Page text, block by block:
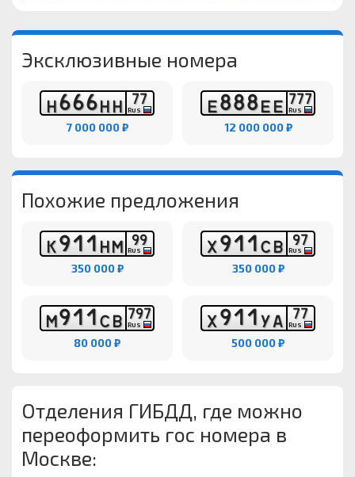
Эксклюзивные номера
Н666НН 77
RUS
7 000 000 ₽
Е888ЕЕ 777
RUS
12 000 000 ₽
Похожие предложения
К911НМ 99
RUS
350 000 ₽
Х911СВ 97
RUS
350 000 ₽
М911СВ 797
RUS
80 000 ₽
Х911УА 77
RUS
500 000 ₽
Отделения ГИБДД, где можно
переоформить гос номера в
Москве: